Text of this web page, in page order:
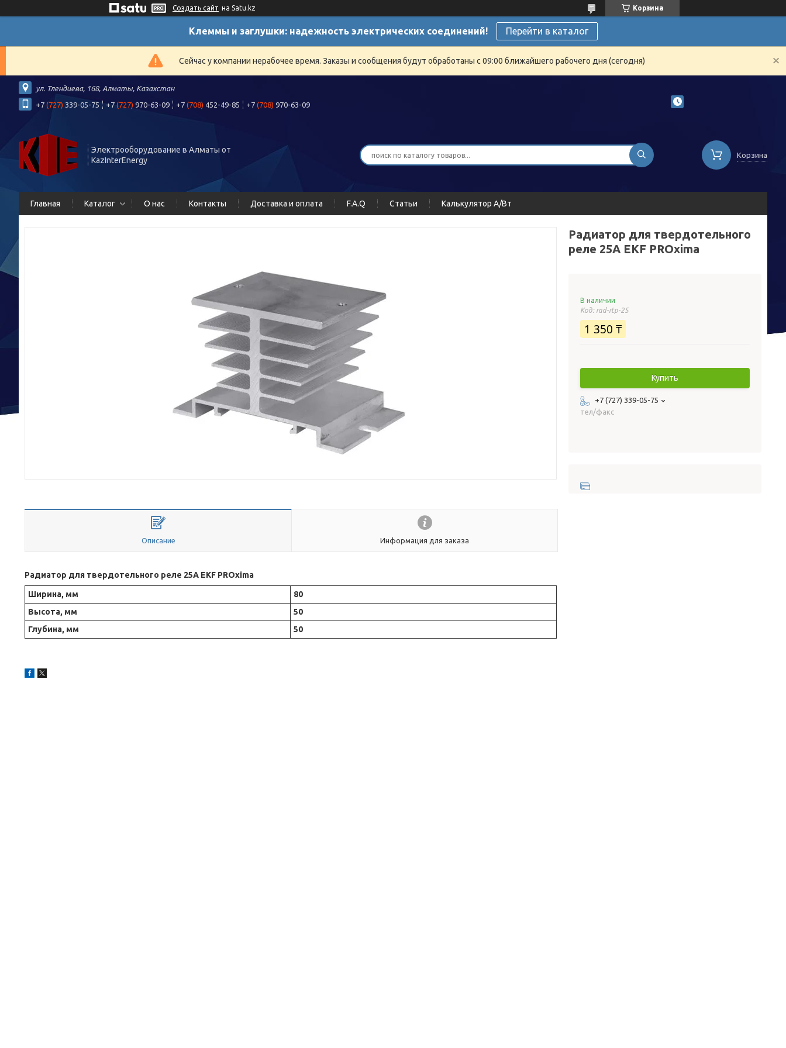
Создать сайт на Satu.kz Корзина
Клеммы и заглушки: надежность электрических соединений! Перейти в каталог
Сейчас у компании нерабочее время. Заказы и сообщения будут обработаны с 09:00 ближайшего рабочего дня (сегодня)
ул. Тлендиева, 168, Алматы, Казахстан
+7 (727) 339-05-75 +7 (727) 970-63-09 +7 (708) 452-49-85 +7 (708) 970-63-09
Электрооборудование в Алматы от
KazInterEnergy
Корзина
Главная Каталог О нас Контакты Доставка и оплата F.A.Q Статьи Калькулятор А/Вт
Описание Информация для заказа
Радиатор для твердотельного реле 25А EKF PROxima
Ширина, мм
80
Высота, мм
50
Глубина, мм
50
Радиатор для твердотельного
реле 25А EKF PROxima
В наличии
Код: rad-rtp-25
1 350 ₸
Купить
+7 (727) 339-05-75
тел/факс